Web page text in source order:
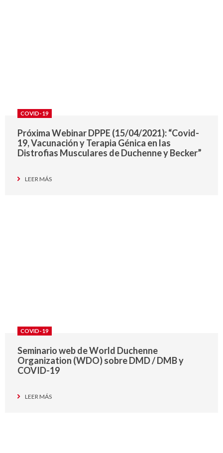
COVID-19
Próxima Webinar DPPE (15/04/2021): “Covid-
19, Vacunación y Terapia Génica en las
Distrofias Musculares de Duchenne y Becker”
LEER MÁS
COVID-19
Seminario web de World Duchenne
Organization (WDO) sobre DMD / DMB y
COVID-19
LEER MÁS